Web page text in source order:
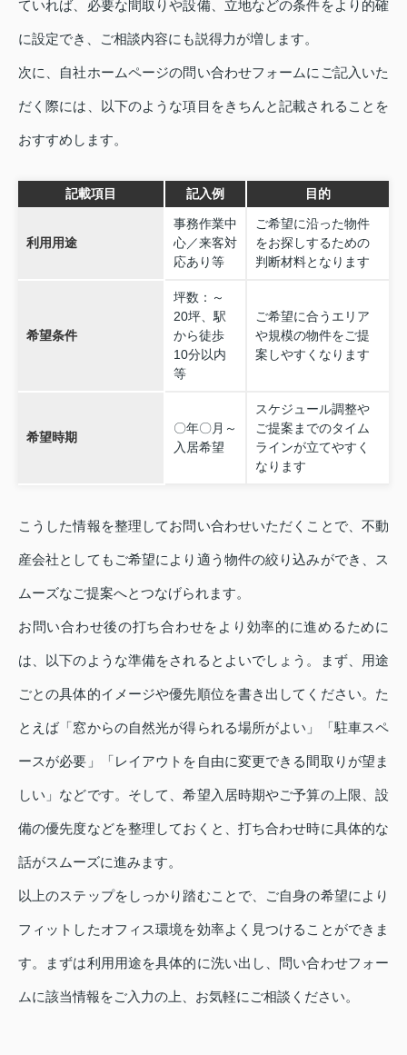
ていれば、必要な間取りや設備、立地などの条件をより的確
に設定でき、ご相談内容にも説得力が増します。
次に、自社ホームページの問い合わせフォームにご記入いた
だく際には、以下のような項目をきちんと記載されることを
おすすめします。
記載項目 記入例 目的
利用用途
事務作業中
心／来客対
応あり等
ご希望に沿った物件
をお探しするための
判断材料となります
希望条件
坪数：～
20坪、駅
から徒歩
10分以内
等
ご希望に合うエリア
や規模の物件をご提
案しやすくなります
希望時期
〇年〇月～
入居希望
スケジュール調整や
ご提案までのタイム
ラインが立てやすく
なります
こうした情報を整理してお問い合わせいただくことで、不動
産会社としてもご希望により適う物件の絞り込みができ、ス
ムーズなご提案へとつなげられます。
お問い合わせ後の打ち合わせをより効率的に進めるために
は、以下のような準備をされるとよいでしょう。まず、用途
ごとの具体的イメージや優先順位を書き出してください。た
とえば「窓からの自然光が得られる場所がよい」「駐車スペ
ースが必要」「レイアウトを自由に変更できる間取りが望ま
しい」などです。そして、希望入居時期やご予算の上限、設
備の優先度などを整理しておくと、打ち合わせ時に具体的な
話がスムーズに進みます。
以上のステップをしっかり踏むことで、ご自身の希望により
フィットしたオフィス環境を効率よく見つけることができま
す。まずは利用用途を具体的に洗い出し、問い合わせフォー
ムに該当情報をご入力の上、お気軽にご相談ください。